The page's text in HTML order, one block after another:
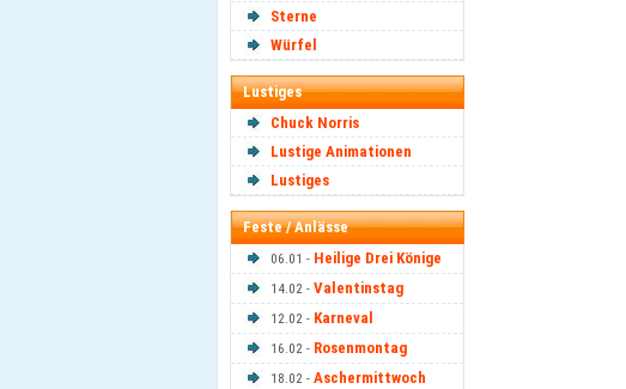
Sterne
Würfel
Lustiges
Chuck Norris
Lustige Animationen
Lustiges
Feste / Anlässe
06.01 - Heilige Drei Könige
14.02 - Valentinstag
12.02 - Karneval
16.02 - Rosenmontag
18.02 - Aschermittwoch